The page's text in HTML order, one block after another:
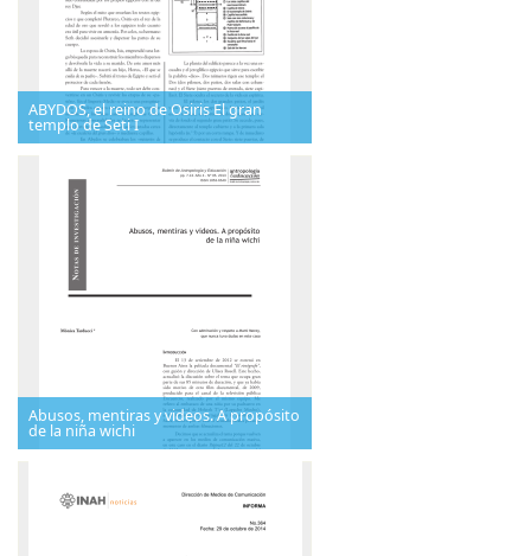
ABYDOS, el reino de Osiris El gran
templo de Seti I
Abusos, mentiras y videos. A propósito
de la niña wichi